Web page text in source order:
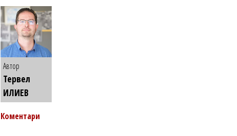
Автор
Тервел
ИЛИЕВ
Коментари